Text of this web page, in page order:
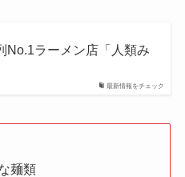
最新情報をチェック
No.1ラーメン店「人類み
麺類